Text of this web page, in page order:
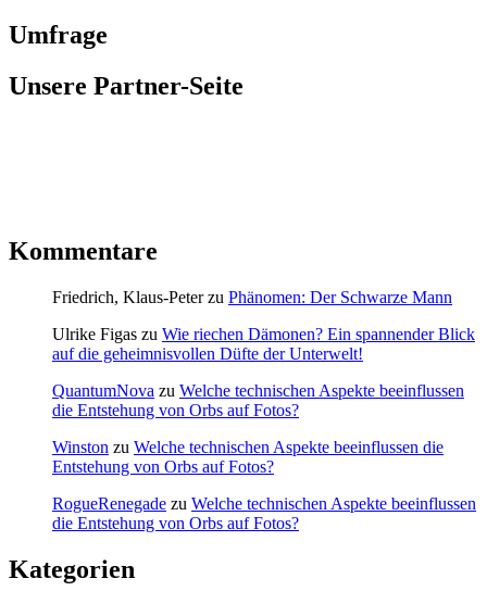
Umfrage
Unsere Partner-Seite
Kommentare
Friedrich, Klaus-Peterzu Phänomen: Der Schwarze Mann
Ulrike Figas zu Wie riechen Dämonen? Ein spannender Blick
auf die geheimnisvollen Düfte der Unterwelt!
QuantumNova zu Welche technischen Aspekte beeinflussen
die Entstehung von Orbs auf Fotos?
Winston zu Welche technischen Aspekte beeinflussen die
Entstehung von Orbs auf Fotos?
RogueRenegade zu Welche technischen Aspekte beeinflussen
die Entstehung von Orbs auf Fotos?
Kategorien